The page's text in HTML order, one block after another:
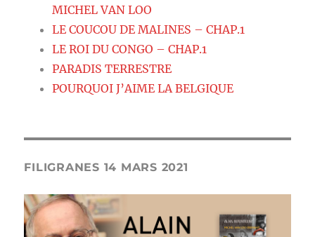
MICHEL VAN LOO
LE COUCOU DE MALINES – CHAP.1
LE ROI DU CONGO – CHAP.1
PARADIS TERRESTRE
POURQUOI J’AIME LA BELGIQUE
FILIGRANES 14 MARS 2021